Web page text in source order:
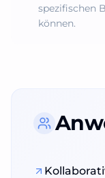
spezifischen
können.